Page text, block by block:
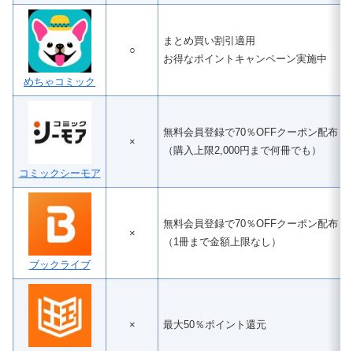
めちゃコミック
○
まとめ買い割引適用
お得なポイントキャンペーン実施中
コミックシーモア
×
無料会員登録で70％OFFクーポン配布
（購入上限2,000円まで何冊でも）
ブックライブ
×
無料会員登録で70％OFFクーポン配布
（1冊まで金額上限なし）
× 最大50％ポイント還元